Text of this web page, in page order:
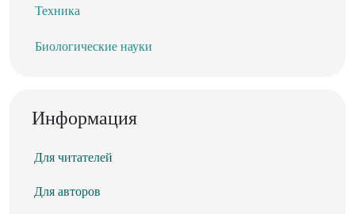
Техника
Биологические науки
Информация
Для читателей
Для авторов